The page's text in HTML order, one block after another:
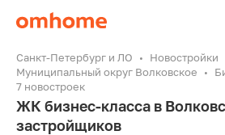
Санкт-Петербург и ЛО
Новостройки
Муниципальный округ Волковское
7 новостроек
ЖК бизнес-класса в
застройщиков